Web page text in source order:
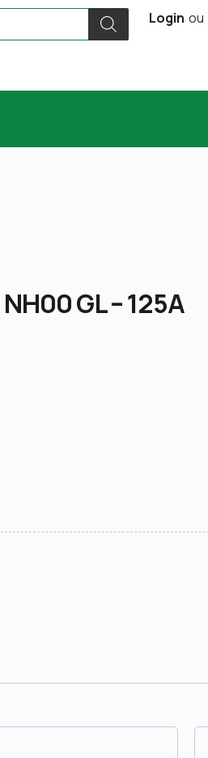
Login ou
GL – 125A